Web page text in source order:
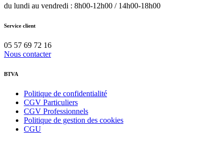
du lundi au vendredi : 8h00-12h00 / 14h00-18h00
Service client
05 57 69 72 16
Nous contacter
BTVA
Politique de confidentialité
CGV Particuliers
CGV Professionnels
Politique de gestion des cookies
CGU